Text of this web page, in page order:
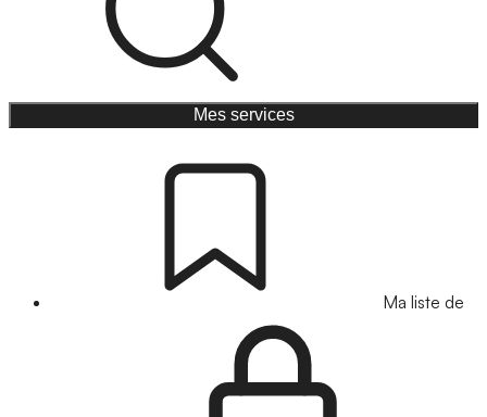
Mes services
Ma liste de